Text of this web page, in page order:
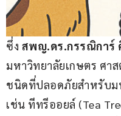
ซึ่ง สพญ.ดร.กรรณิการ์
มหาวิทยาลัยเกษตร ศา
ชนิดที่ปลอดภัยสำหรับ
เช่น ทีทรีออยล์ (Tea